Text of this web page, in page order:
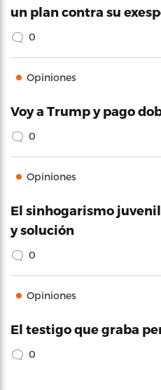
un plan contra su
0
Opiniones
Voy a Trump y pago
0
Opiniones
El sinhogarismo
y solución
0
Opiniones
El testigo que graba
0